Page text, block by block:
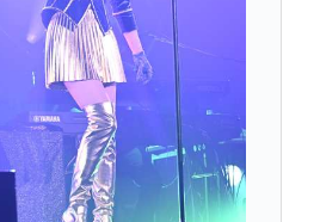
れる場所教えて🥺
無職はこのまま逃げ切れるのか
互RSS